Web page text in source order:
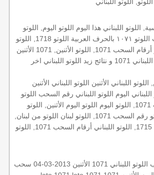
اللوتو اللبناني هذا اليوم اللوتو اليوم, اللوتو
1071 عو رقم سحب اللوتو ١٠٧١ بالحرف العربية اللوتو 1718, اللوتو
2013-03-04, اللوتو أرقام السحب 1071, اللوتو الأثنين, 1071 الأثنين
اللوتو اللبناني اللوتو اللبناني 1071 و نتائج زيد اللوتو اللبناني اخر
اللوتو اللبناني الأثنين اللوتو اللبناني الأثنين
اللوتو اللبناني اليوم اللوتو اللبناني رقم السحب اللوتو
اللبناني رقم السحب 1071, اللوتو اليوم اللوتو اليوم الأثنين, اللوتو
اليوم زيد 1071 اللوتو رقم السحب 1071, اللوتو لبنان اللوتو من لبنان,
اللوتو أرقام السحب 1715, اللوتو اللبناني أرقام السحب 1071, اللوتو
نتائج سحب اللوتو اللبناني 1071 الأثنين 2013-03-04 سحب zeed زيد